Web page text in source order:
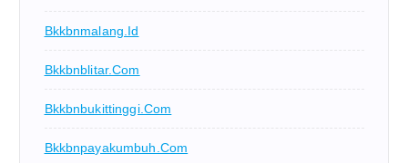
Bkkbnmalang.id
Bkkbnblitar.com
Bkkbnbukittinggi.com
Bkkbnpayakumbuh.com